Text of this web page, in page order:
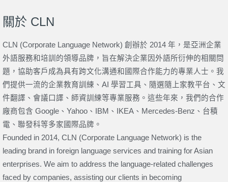
關於 CLN
CLN (Corporate Language Network) 創辦於 2014 年，是亞洲企業
外語服務和培訓的領導品牌，旨在解決企業因外語所衍伸的相關問
題，協助客戶成為具有跨文化溝通和國際合作能力的專業人士。我
們提供一流的企業教育訓練、AI 學習工具、隨選隨上家教平台、文
件翻譯、會議口譯、師資訓練等專業服務。這些年來，我們的合作
廠商包含 Google、Yahoo、IBM、IKEA、Mercedes-Benz、台積
電、聯發科等多家國際品牌。
Founded in 2014, CLN (Corporate Language Network) is the
leading brand in foreign language services and training for Asian
enterprises. We aim to address the language-related challenges
faced by companies, assisting our clients in becoming